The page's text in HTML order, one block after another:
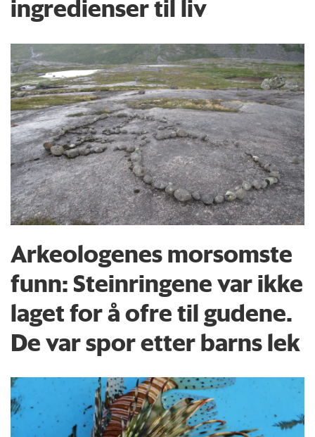
ingredienser til liv
Arkeologenes morsomste
funn: Steinringene var ikke
laget for å ofre til gudene.
De var spor etter barns lek